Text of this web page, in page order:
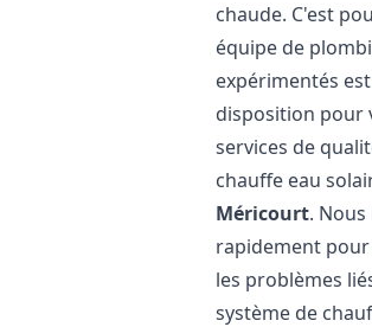
chaude. C'est
équipe de
expérimentés
disposition pour
services de
chauffe eau
Méricourt.
rapidement
les problèmes
système de